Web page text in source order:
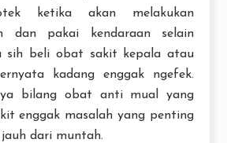
ketika akan melakukan
dan pakai kendaraan selain
sih beli obat sakit kepala atau
kadang enggak ngefek.
bilang obat anti mual yang
enggak masalah yang penting
dari muntah.